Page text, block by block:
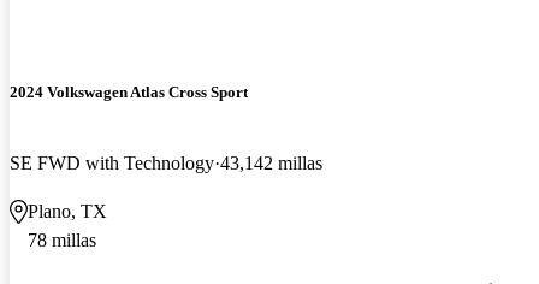
2024 Volkswagen Atlas Cross Sport
SE FWD with Technology 43,142 millas
Plano, TX
78 millas